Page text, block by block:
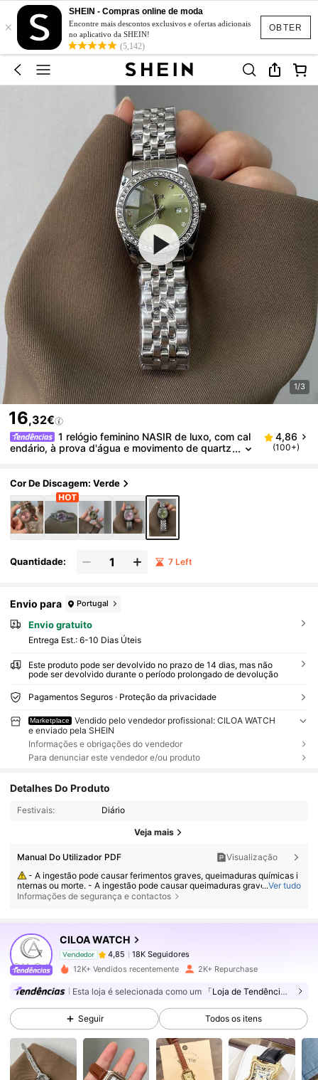
OBTER
×
SHEIN - Compras online de moda
Encontre mais descontos exclusivos e ofertas adicionais
no aplicativo da SHEIN!
(5,142)
1/3
16,32€
1 relógio feminino NASIR de luxo, com cal
endário, à prova d'água e movimento de quartz
4,86
(100+)
Cor De Discagem: Verde
Quantidade: 7 Left
Envio para Portugal
Envio gratuito
Entrega Est.: 6-10 Dias Úteis
Este produto pode ser devolvido no prazo de 14 dias, mas não
pode ser devolvido durante o período prolongado de devolução
Pagamentos Seguros · Proteção da privacidade
Marketplace
Vendido pelo vendedor profissional: CILOA WATCH
e enviado pela SHEIN
Informações e obrigações do vendedor
Para denunciar este vendedor e/ou produto
Detalhes Do Produto
Festivais: Diário
Veja mais
Manual Do Utilizador PDF
Visualização
- A ingestão pode causar ferimentos graves, queimaduras químicas i
nternas ou morte. - A ingestão pode causar queimaduras graves em ape
nas 2 horas. - Se houver suspeita de ingestão ou inserção de uma pilha
em qualquer parte do corpo, procure atendimento médico imediatament
o.
...Ver tudo
Informações de segurança e contactos
CILOA WATCH
Vendedor
4,85
18K Seguidores
m***lseguiu11 horas atrás
18K Seguidores
4,85 18K Seguidores
12K+ Vendidos recentemente 2K+ Repurchase
Esta loja é selecionada como um 「Loja de Tendências」
Seguir Todos os itens